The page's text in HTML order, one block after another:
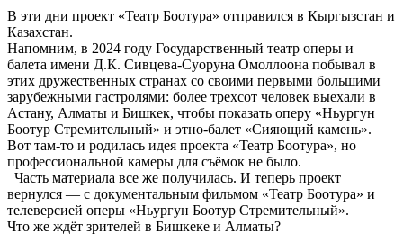
В эти дни проект «Театр Боотура» отправился в Кыргызстан и
Казахстан.
Напомним, в 2024 году Государственный театр оперы и
балета имени Д.К. Сивцева-Суоруна Омоллоона побывал в
этих дружественных странах со своими первыми большими
зарубежными гастролями: более трехсот человек выехали в
Астану, Алматы и Бишкек, чтобы показать оперу «Ньургун
Боотур Стремительный» и этно-балет «Сияющий камень».
Вот там-то и родилась идея проекта «Театр Боотура», но
профессиональной камеры для съёмок не было.
Часть материала все же получилась. И теперь проект
вернулся — с документальным фильмом «Театр Боотура» и
телеверсией оперы «Ньургун Боотур Стремительный».
Что же ждёт зрителей в Бишкеке и Алматы?